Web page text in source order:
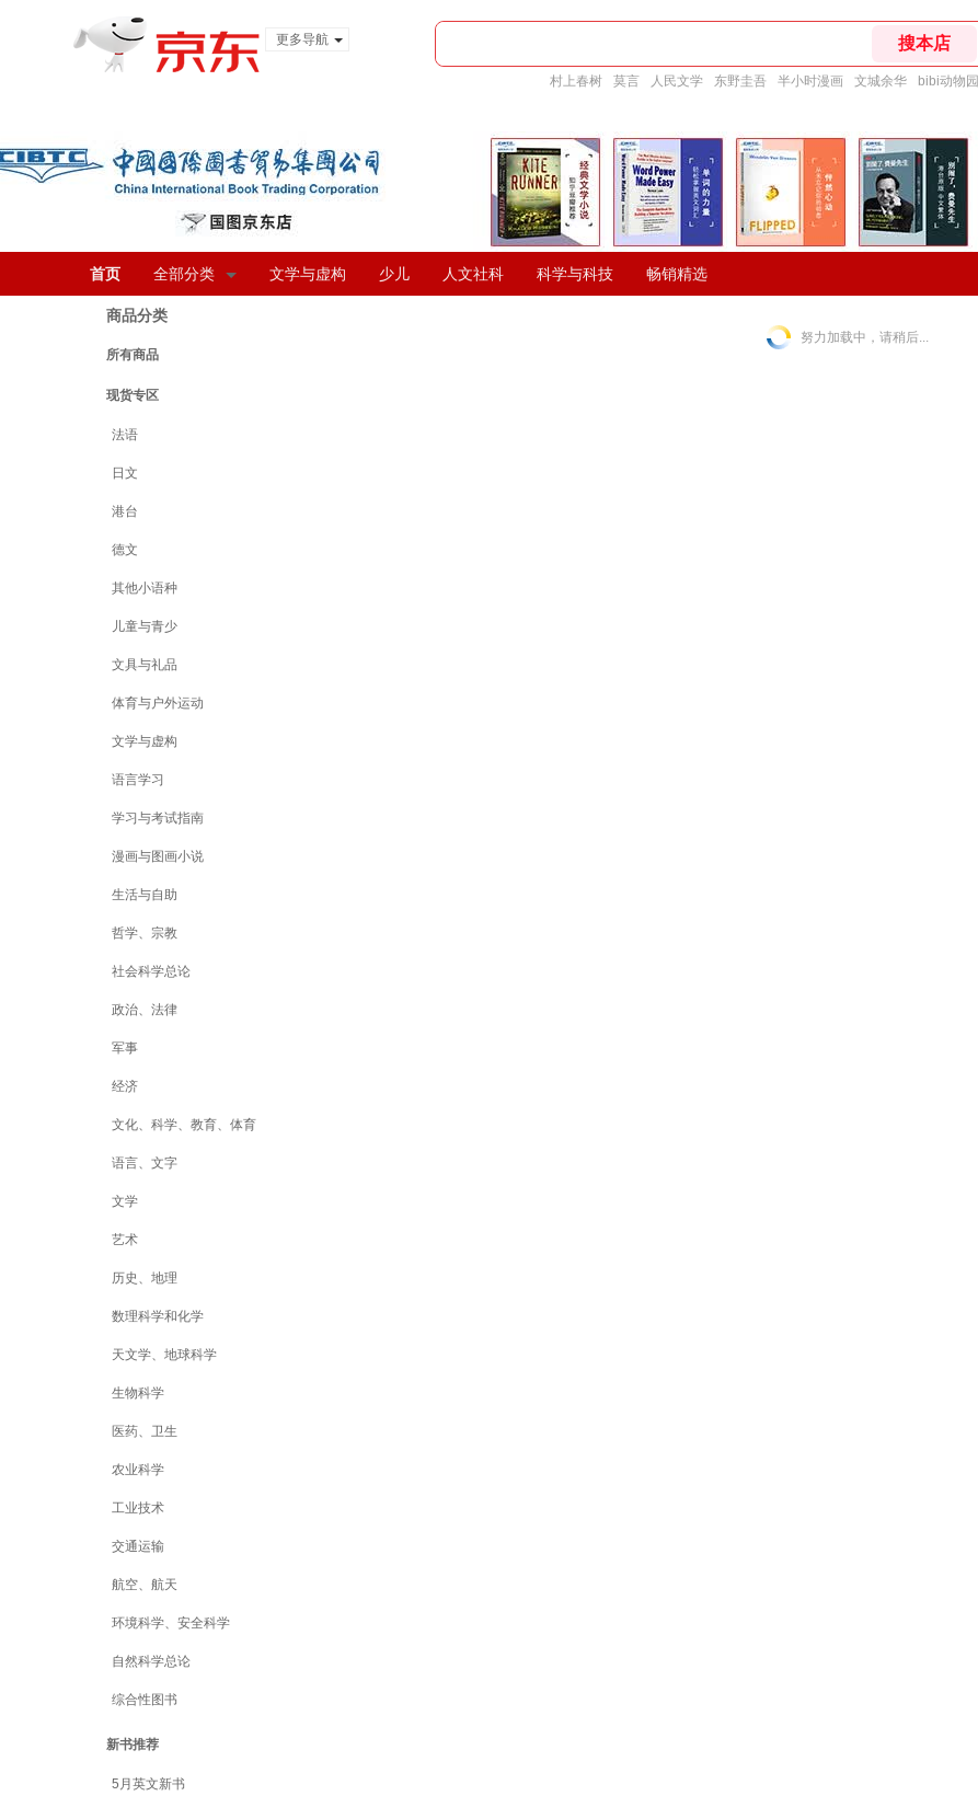
更多导航
村上春树 莫言 人民文学 东野圭吾 半小时漫画 文城余华 bibi动物园
首页 全部分类 文学与虚构 少儿 人文社科 科学与科技 畅销精选
商品分类
所有商品
现货专区
法语
日文
港台
德文
其他小语种
儿童与青少
文具与礼品
体育与户外运动
文学与虚构
语言学习
学习与考试指南
漫画与图画小说
生活与自助
哲学、宗教
社会科学总论
政治、法律
军事
经济
文化、科学、教育、体育
语言、文字
文学
艺术
历史、地理
数理科学和化学
天文学、地球科学
生物科学
医药、卫生
农业科学
工业技术
交通运输
航空、航天
环境科学、安全科学
自然科学总论
综合性图书
新书推荐
5月英文新书
努力加载中，请稍后...